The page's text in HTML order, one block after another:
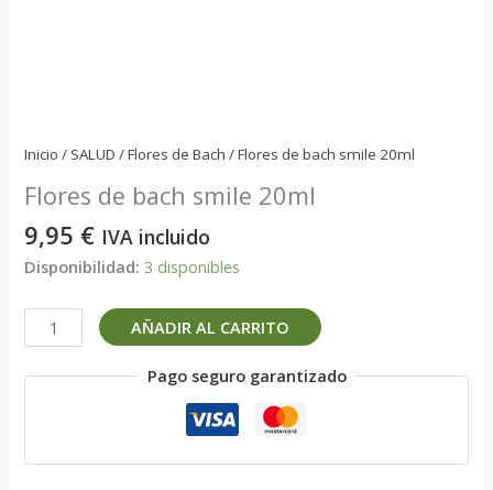
Inicio / SALUD /Flores de Bach / Flores de bach smile 20ml
Flores de bach smile 20ml
9,95 € IVA incluido
Disponibilidad: 3 disponibles
Flores
de
AÑADIR AL CARRITO
Pago seguro garantizado